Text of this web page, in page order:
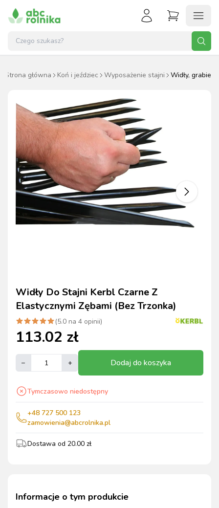
Strona główna Koń i jeździec Wyposażenie stajni Widły, grabie
Widły Do Stajni Kerbl Czarne Z
Elastycznymi Zębami (Bez Trzonka)
(5.0 na 4 opinii)
113.02 zł
– + Dodaj do koszyka
Tymczasowo niedostępny
+48 727 500 123
zamowienia@abcrolnika.pl
Dostawa od 20.00 zł
Informacje o tym produkcie